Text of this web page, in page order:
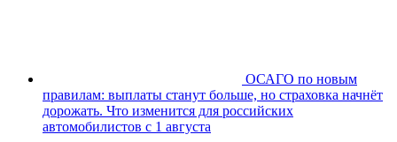
ОСАГО по новым
правилам: выплаты станут больше, но страховка начнёт
дорожать. Что изменится для российских
автомобилистов с 1 августа